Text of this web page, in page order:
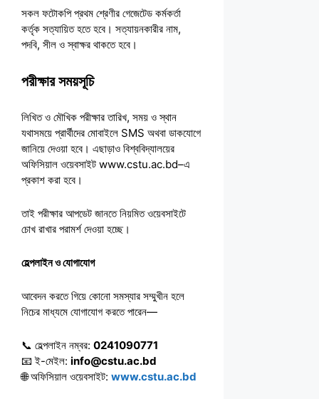
সকল ফটোকপি প্রথম শ্রেণীর গেজেটেড কর্মকর্তা
কর্তৃক সত্যায়িত হতে হবে। সত্যায়নকারীর নাম,
পদবি, সীল ও স্বাক্ষর থাকতে হবে।
পরীক্ষার সময়সূচি
লিখিত ও মৌখিক পরীক্ষার তারিখ, সময় ও স্থান
যথাসময়ে প্রার্থীদের মোবাইলে SMS অথবা ডাকযোগে
জানিয়ে দেওয়া হবে। এছাড়াও বিশ্ববিদ্যালয়ের
অফিসিয়াল ওয়েবসাইট www.cstu.ac.bd–এ
প্রকাশ করা হবে।
তাই পরীক্ষার আপডেট জানতে নিয়মিত ওয়েবসাইটে
চোখ রাখার পরামর্শ দেওয়া হচ্ছে।
হেল্পলাইন ও যোগাযোগ
আবেদন করতে গিয়ে কোনো সমস্যার সম্মুখীন হলে
নিচের মাধ্যমে যোগাযোগ করতে পারেন—
📞 হেল্পলাইন নম্বর: 0241090771
📧 ই-মেইল: info@cstu.ac.bd
🌐 অফিসিয়াল ওয়েবসাইট: www.cstu.ac.bd